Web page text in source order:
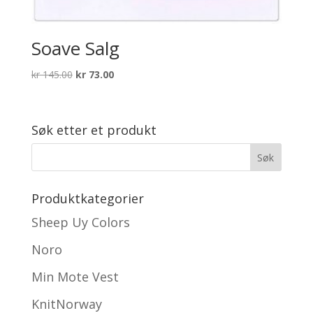
Soave Salg
kr145.00 Opprinnelig
kr73.00Nåværende
kr 73.00.
Søk etter et produkt
Produktkategorier
Sheep Uy Colors
Noro
Min Mote Vest
KnitNorway